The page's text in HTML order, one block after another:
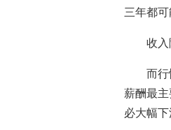
三年都可
收入
而
薪酬最
必大幅下